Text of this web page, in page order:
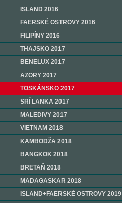
ISLAND 2016
FAERSKÉ OSTROVY 2016
FILIPÍNY 2016
THAJSKO 2017
BENELUX 2017
AZORY 2017
TOSKÁNSKO 2017
SRÍ LANKA 2017
MALEDIVY 2017
VIETNAM 2018
KAMBODŽA 2018
BANGKOK 2018
BRETAŇ 2018
MADAGASKAR 2018
ISLAND+FAERSKÉ OSTROVY 2019